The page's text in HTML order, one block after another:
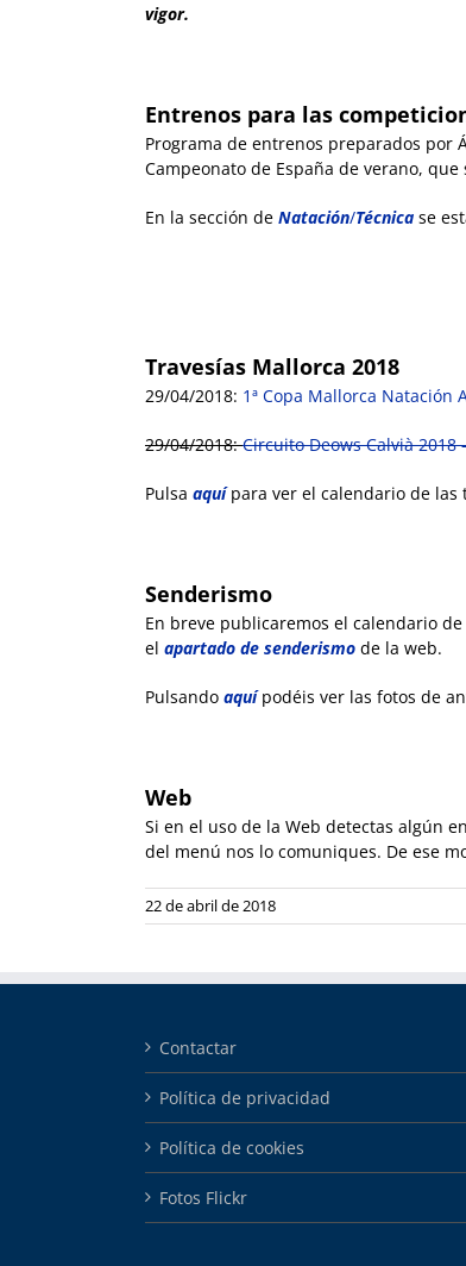
vigor.
Entrenos para las
Programa de entrenos preparados por
Campeonato de España de verano, que
En la sección de Natación/Técnica se
Travesías Mallorca 2018
29/04/2018: 1ª Copa Mallorca Natación
29/04/2018:Circuito Deows Calvià 2018
Pulsa aquípara ver el calendario de las
Senderismo
En breve publicaremos el calendario
el apartado de senderismo de la web.
Pulsando aquí podéis ver las fotos de
Web
Si en el uso de la Web detectas algún
del menú nos lo comuniques. De ese
22 de abril de 2018
Contactar
Política de privacidad
Política de cookies
Fotos Flickr